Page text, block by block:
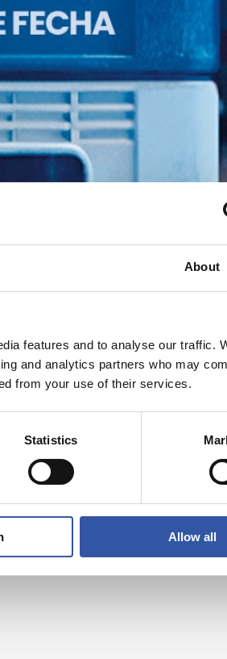
About
features and to analyse our traffic.
and analytics partners who may
from your use of their services.
Statistics
Allow all